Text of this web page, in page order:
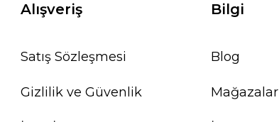
Alışveriş
Satış Sözleşmesi
Gizlilik ve Güvenlik
Bilgi
Blog
Mağazalar